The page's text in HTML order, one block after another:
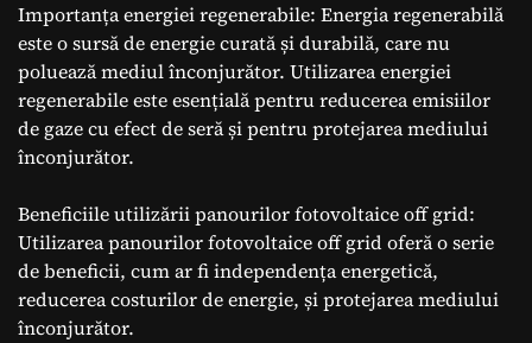
Importanța energiei regenerabile: Energia regenerabilă
este o sursă de energie curată și durabilă, care nu
poluează mediul înconjurător. Utilizarea energiei
regenerabile este esențială pentru reducerea emisiilor
de gaze cu efect de seră și pentru protejarea mediului
înconjurător.
Beneficiile utilizării panourilor fotovoltaice off grid:
Utilizarea panourilor fotovoltaice off grid oferă o serie
de beneficii, cum ar fi independența energetică,
reducerea costurilor de energie, și protejarea mediului
înconjurător.